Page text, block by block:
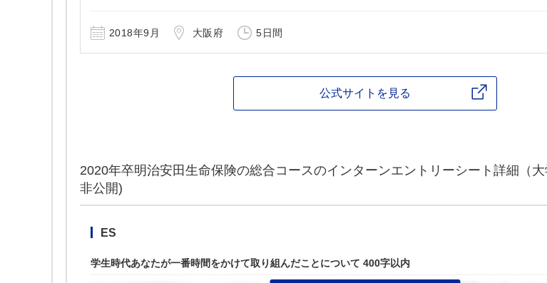
2018年9月 大阪府 5日間
公式サイトを見る
2020年卒明治安田生命保険の総合コースのインターンエントリーシート詳細（
非公開)
ES
学生時代あなたが一番時間をかけて取り組んだことについて 400字以内